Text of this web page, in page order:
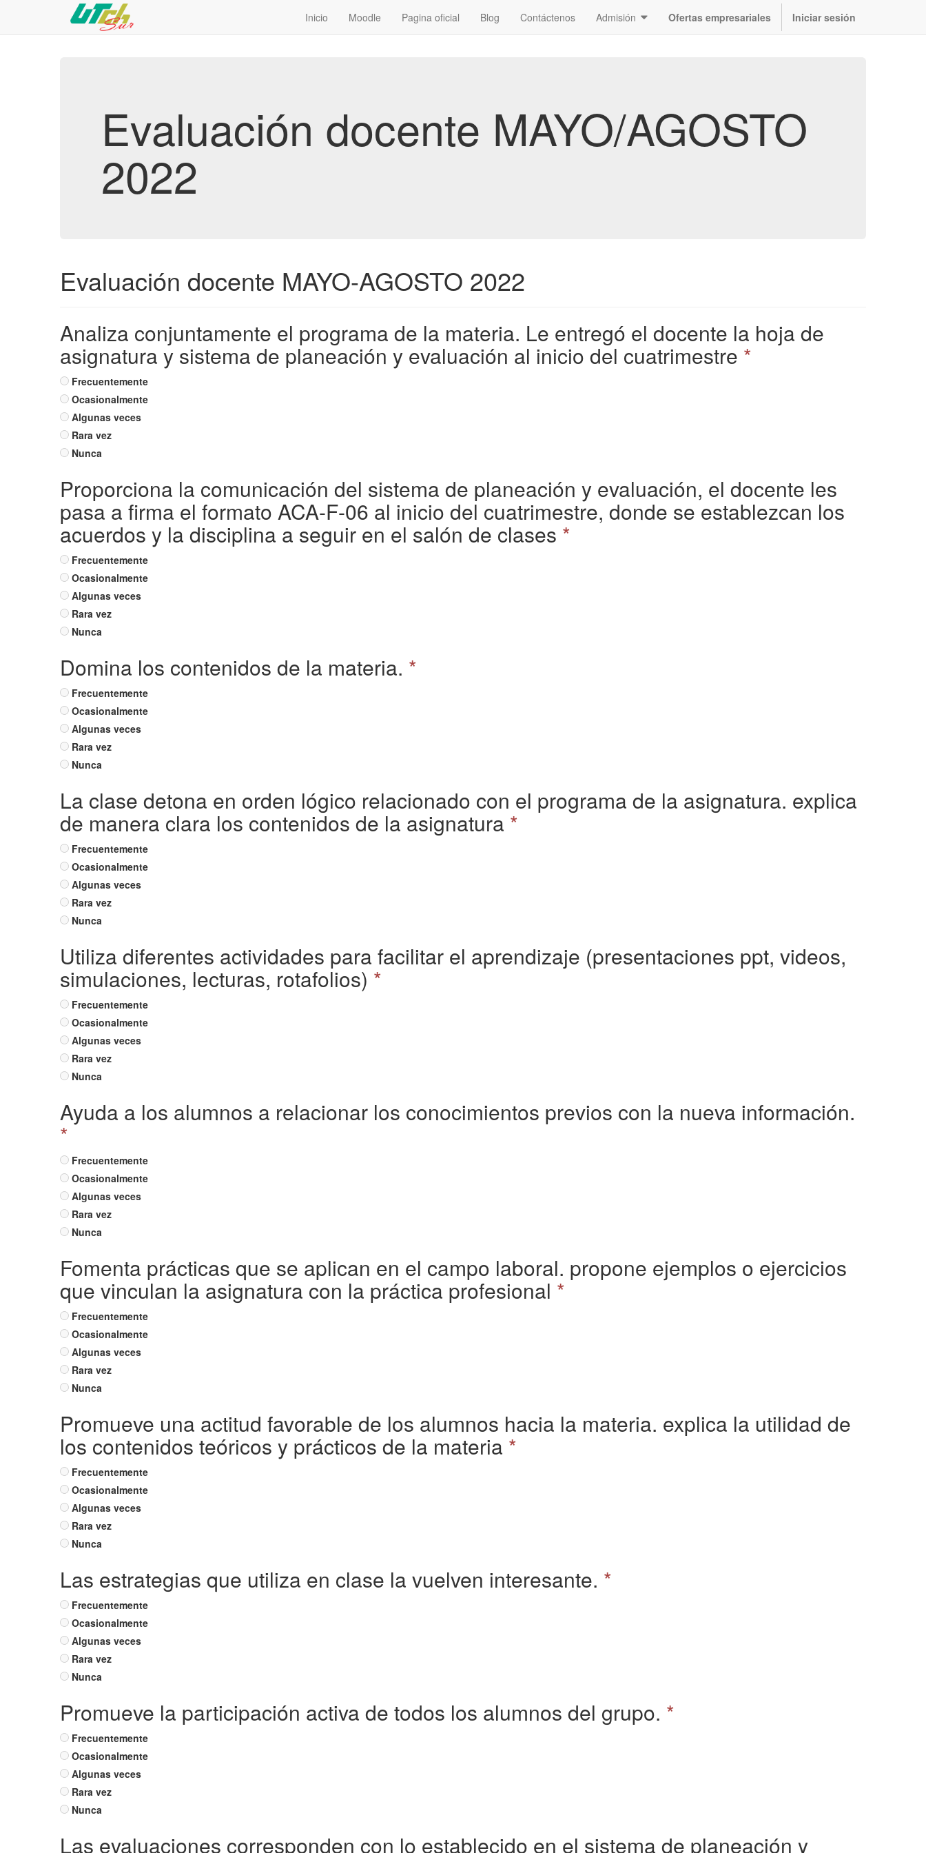
Inicio Moodle Pagina oficial Blog Contáctenos Admisión Ofertas empresariales Iniciar sesión
Evaluación docente MAYO/AGOSTO
2022
Evaluación docente MAYO-AGOSTO 2022
Analiza conjuntamente el programa de la materia. Le entregó el docente la hoja de
asignatura y sistema de planeación y evaluación al inicio del cuatrimestre *
Frecuentemente
Ocasionalmente
Algunas veces
Rara vez
Nunca
Proporciona la comunicación del sistema de planeación y evaluación, el docente les
pasa a firma el formato ACA-F-06 al inicio del cuatrimestre, donde se establezcan los
acuerdos y la disciplina a seguir en el salón de clases *
Frecuentemente
Ocasionalmente
Algunas veces
Rara vez
Nunca
Domina los contenidos de la materia. *
Frecuentemente
Ocasionalmente
Algunas veces
Rara vez
Nunca
La clase detona en orden lógico relacionado con el programa de la asignatura. explica
de manera clara los contenidos de la asignatura *
Frecuentemente
Ocasionalmente
Algunas veces
Rara vez
Nunca
Utiliza diferentes actividades para facilitar el aprendizaje (presentaciones ppt, videos,
simulaciones, lecturas, rotafolios) *
Frecuentemente
Ocasionalmente
Algunas veces
Rara vez
Nunca
Ayuda a los alumnos a relacionar los conocimientos previos con la nueva información.
*
Frecuentemente
Ocasionalmente
Algunas veces
Rara vez
Nunca
Fomenta prácticas que se aplican en el campo laboral. propone ejemplos o ejercicios
que vinculan la asignatura con la práctica profesional *
Frecuentemente
Ocasionalmente
Algunas veces
Rara vez
Nunca
Promueve una actitud favorable de los alumnos hacia la materia. explica la utilidad de
los contenidos teóricos y prácticos de la materia *
Frecuentemente
Ocasionalmente
Algunas veces
Rara vez
Nunca
Las estrategias que utiliza en clase la vuelven interesante. *
Frecuentemente
Ocasionalmente
Algunas veces
Rara vez
Nunca
Promueve la participación activa de todos los alumnos del grupo. *
Frecuentemente
Ocasionalmente
Algunas veces
Rara vez
Nunca
Las evaluaciones corresponden con lo establecido en el sistema de planeación y